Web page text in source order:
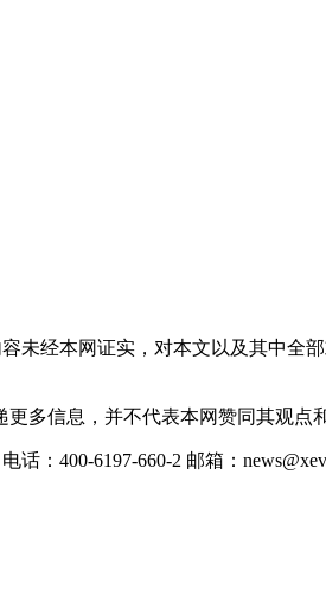
未经本网证实，对本文以及其中全
多信息，并不代表本网赞同其观点
：400-6197-660-2 邮箱：